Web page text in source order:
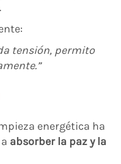
tensión, permito
energética ha
absorber la paz y la